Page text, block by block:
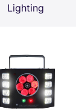
Lighting